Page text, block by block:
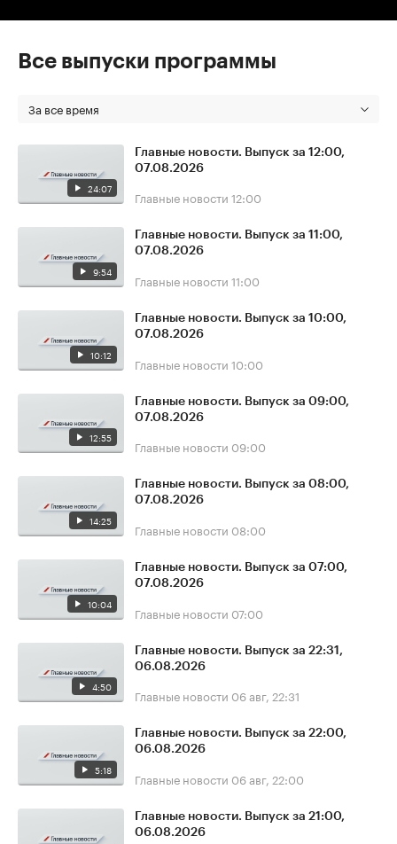
Все выпуски программы
За все время
24:07
Главные новости. Выпуск за 12:00,
07.08.2026
Главные новости 12:00
9:54
Главные новости. Выпуск за 11:00,
07.08.2026
Главные новости 11:00
10:12
Главные новости. Выпуск за 10:00,
07.08.2026
Главные новости 10:00
12:55
Главные новости. Выпуск за 09:00,
07.08.2026
Главные новости 09:00
14:25
Главные новости. Выпуск за 08:00,
07.08.2026
Главные новости 08:00
10:04
Главные новости. Выпуск за 07:00,
07.08.2026
Главные новости 07:00
4:50
Главные новости. Выпуск за 22:31,
06.08.2026
Главные новости 06 авг, 22:31
5:18
Главные новости. Выпуск за 22:00,
06.08.2026
Главные новости 06 авг, 22:00
Главные новости. Выпуск за 21:00,
06.08.2026